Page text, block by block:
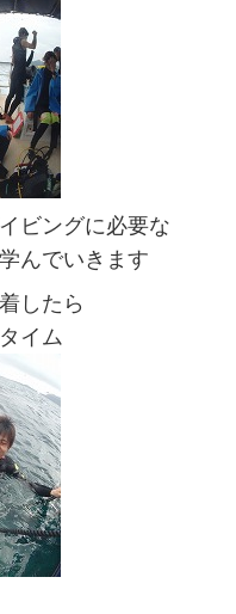
ビングに必要な
んでいきます
したら
イム